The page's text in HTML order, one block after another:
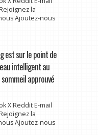
la
Ajoutez-nous
est sur le point de
intelligent au
approuvé
X Reddit E-mail
la
Ajoutez-nous